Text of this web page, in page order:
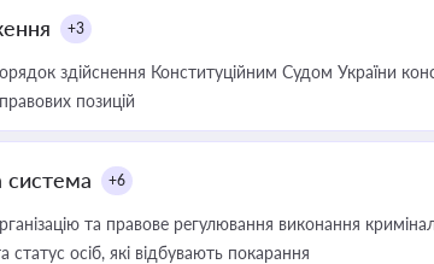
+3
здійснення Конституційним Судом України
позицій
система +6
та правове регулювання виконання
осіб, які відбувають покарання